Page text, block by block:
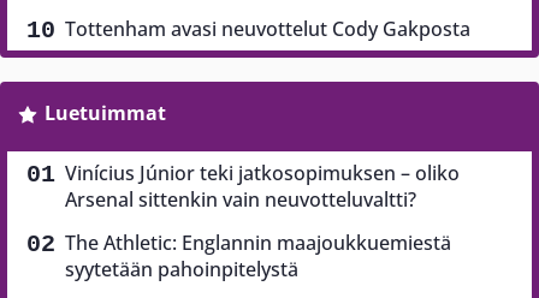
Tottenham avasi neuvottelut Cody Gakposta
Luetuimmat
Vinícius Júnior teki jatkosopimuksen – oliko
Arsenal sittenkin vain neuvotteluvaltti?
The Athletic: Englannin maajoukkuemiestä
syytetään pahoinpitelystä